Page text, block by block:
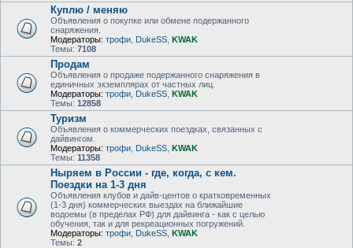
Куплю / меняю
Объявления о покупке или обмене подержанного
снаряжения.
Модераторы: трофи DukeSS KWAK
Темы: 7108
Продам
Объявления о продаже подержанного снаряжения в
единичных экземплярах от частных лиц.
Модераторы: трофи DukeSS KWAK
Темы: 12858
Туризм
Объявления о коммерческих поездках, связанных с
дайвингом.
Модераторы: трофи DukeSS KWAK
Темы: 11358
Ныряем в России - где, когда, с кем.
Поездки на 1-3 дня
Объявления клубов и дайв-центов о кратковременных
(1-3 дня) коммерческих выездах на ближайшие
водоемы (в пределах РФ) для дайвинга - как с целью
обучения, так и для рекреационных погружений.
Модераторы: трофи DukeSS KWAK
Темы: 2